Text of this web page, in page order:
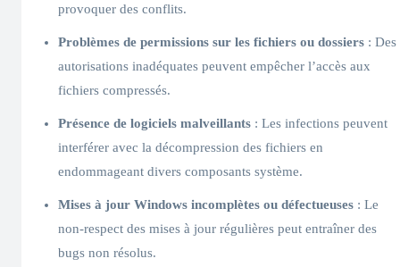
provoquer des conflits.
Problèmes de permissions sur les fichiers ou dossiers : Des
autorisations inadéquates peuvent empêcher l’accès aux
fichiers compressés.
Présence de logiciels malveillants : Les infections peuvent
interférer avec la décompression des fichiers en
endommageant divers composants système.
Mises à jour Windows incomplètes ou défectueuses : Le
non-respect des mises à jour régulières peut entraîner des
bugs non résolus.